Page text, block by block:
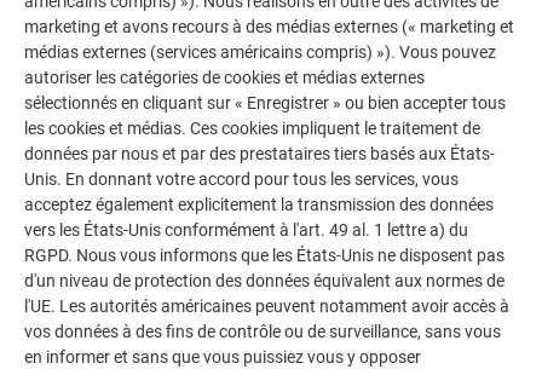
noue !
≥ 10°
Raccordement
du bac au bac
par agrafe
simple avec
bande de double
agrafure
Remarque :
dilatation
suffisante du
bac et de la
noue
Raccordement de la
noue : Joint coulissant
avec bande de double
agrafure ou avecnoue de
sécurité PREFA !
marketing et avons recours à des médias externes (« marketing et
médias externes (services américains compris) »). Vous pouvez
autoriser les catégories de cookies et médias externes
sélectionnés en cliquant sur « Enregistrer » ou bien accepter tous
les cookies et médias. Ces cookies impliquent le traitement de
données par nous et par des prestataires tiers basés aux États-
Unis. En donnant votre accord pour tous les services, vous
acceptez également explicitement la transmission des données
vers les États-Unis conformément à l'art. 49 al. 1 lettre a) du
RGPD. Nous vous informons que les États-Unis ne disposent pas
d'un niveau de protection des données équivalent aux normes de
l'UE. Les autorités américaines peuvent notamment avoir accès à
vos données à des fins de contrôle ou de surveillance, sans vous
en informer et sans que vous puissiez vous y opposer